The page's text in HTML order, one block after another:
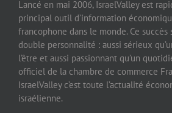
Lancé en mai 2006, IsraelValley est
principal outil d’information
francophone dans le monde. Ce succès
double personnalité : aussi sérieux
l’être et aussi passionnant qu’un
officiel de la chambre de commerce
IsraelValley c’est toute l’actualité
israélienne.